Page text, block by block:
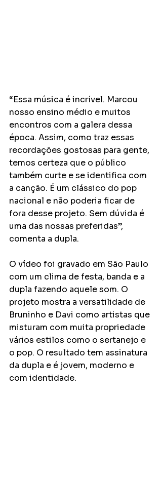
“Essa música é incrível. Marcou
nosso ensino médio e muitos
encontros com a galera dessa
época. Assim, como traz essas
recordações gostosas para gente,
temos certeza que o público
também curte e se identifica com
a canção. É um clássico do pop
nacional e não poderia ficar de
fora desse projeto. Sem dúvida é
uma das nossas preferidas”,
comenta a dupla.
O vídeo foi gravado em São Paulo
com um clima de festa, banda e a
dupla fazendo aquele som. O
projeto mostra a versatilidade de
Bruninho e Davi como artistas que
misturam com muita propriedade
vários estilos como o sertanejo e
o pop. O resultado tem assinatura
da dupla e é jovem, moderno e
com identidade.